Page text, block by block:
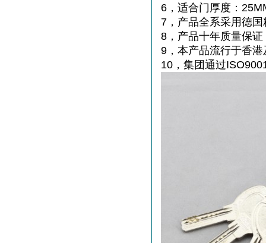
6，适合门厚度：
7，产品全系采用德
8，产品十年质量保
9，本产品流行于香
10，集团通过